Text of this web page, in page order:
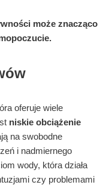
może znacząco
oferuje wiele
niskie obciążenie
na swobodne
i nadmiernego
wody, która działa
czy problemami